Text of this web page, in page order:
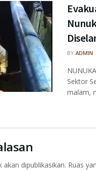
BY ADMIN
Sektor
malam,
dipublikasikan. Ruas